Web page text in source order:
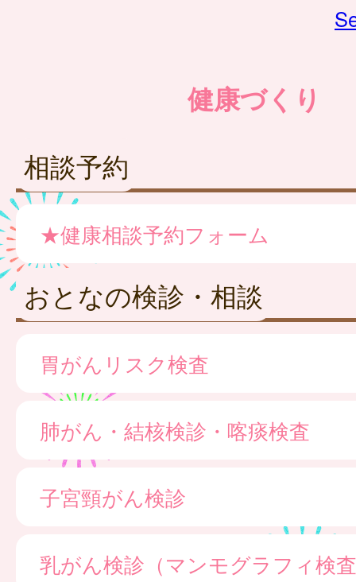
健康づくり
相談予約
★健康相談予約フォーム
おとなの検診・相談
胃がんリスク検査
肺がん・結核検診・喀痰検査
子宮頸がん検診
乳がん検診（マンモグラフィ検